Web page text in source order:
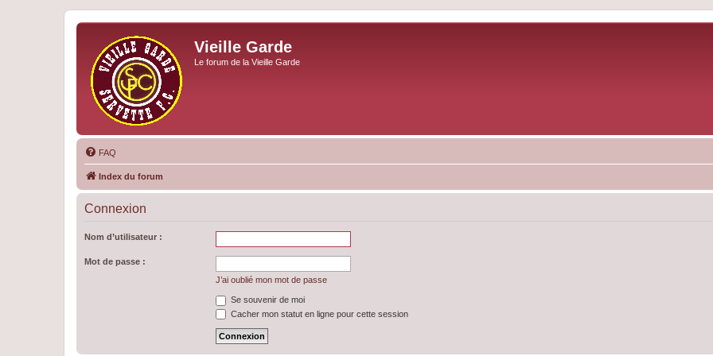
Vieille Garde
Le forum de la Vieille Garde
FAQ
Index du forum
Connexion
Nom d’utilisateur :
Mot de passe :
J’ai oublié mon mot de passe
Se souvenir de moi
Cacher mon statut en ligne pour cette session